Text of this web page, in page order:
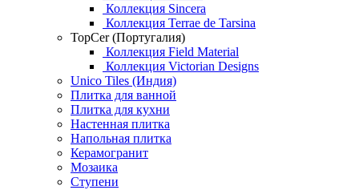
Коллекция Sincera
Коллекция Terrae de Tarsina
TopCer (Португалия)
Коллекция Field Material
Коллекция Victorian Designs
Unico Tiles (Индия)
Плитка для ванной
Плитка для кухни
Настенная плитка
Напольная плитка
Керамогранит
Мозаика
Ступени